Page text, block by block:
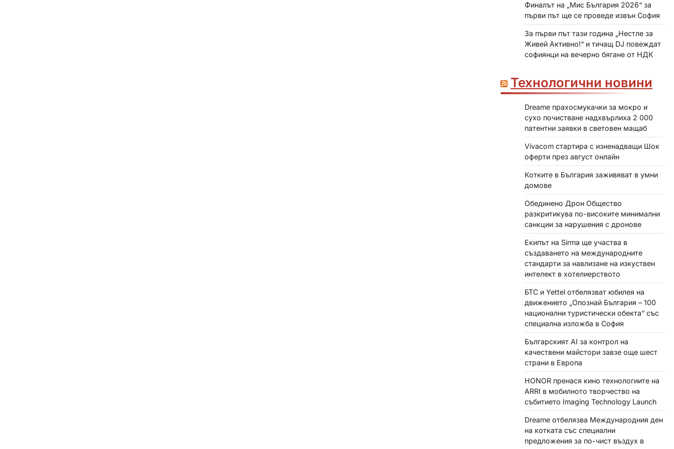
Финалът на „Мис България 2026“ за
първи път ще се проведе извън София
За първи път тази година „Нестле за
Живей Активно!“ и тичащ DJ повеждат
софиянци на вечерно бягане от НДК
Технологични новини
Dreame прахосмукачки за мокро и
сухо почистване надхвърлиха 2 000
патентни заявки в световен мащаб
Vivacom стартира с изненадващи Шок
оферти през август онлайн
Котките в България заживяват в умни
домове
Обединено Дрон Общество
разкритикува по-високите минимални
санкции за нарушения с дронове
Екипът на Sirma ще участва в
създаването на международните
стандарти за навлизане на изкуствен
интелект в хотелиерството
БТС и Yettel отбелязват юбилея на
движението „Опознай България – 100
национални туристически обекта“ със
специална изложба в София
Българският AI за контрол на
качествени майстори завзе още шест
страни в Европа
HONOR пренася кино технологиите на
ARRI в мобилното творчество на
събитието Imaging Technology Launch
Dreame отбелязва Международния ден
на котката със специални
предложения за по-чист въздух в